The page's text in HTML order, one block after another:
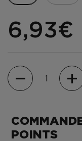
6,93€
Quantité
POINTS